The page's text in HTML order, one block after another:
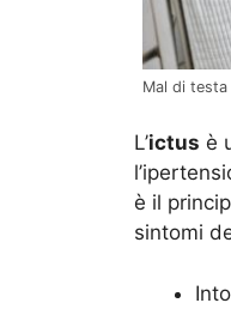
Mal di testa
L’ictus è
è il
sintomi